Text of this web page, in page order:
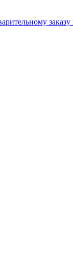
заказу